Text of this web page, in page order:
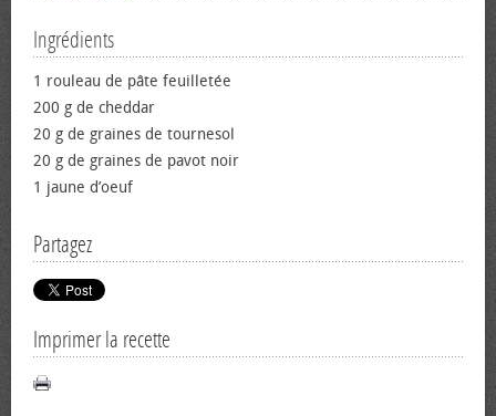
Ingrédients
1 rouleau de pâte feuilletée
200 g de cheddar
20 g de graines de tournesol
20 g de graines de pavot noir
1 jaune d’œuf
Partagez
Imprimer la recette